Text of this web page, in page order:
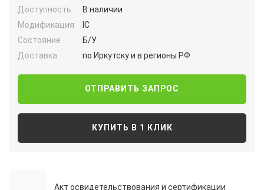
Доступность
В наличии
Модификация
IC
Состояние
Б/У
Доставка
по Иркутску и в регионы РФ
ОТПРАВИТЬ ЗАПРОС
КУПИТЬ В 1 КЛИК
Акт освидетельствования и сертификации